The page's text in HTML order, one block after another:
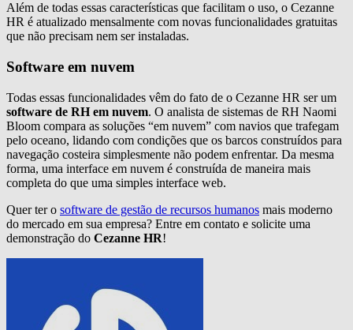
Além de todas essas características que facilitam o uso, o Cezanne
HR é atualizado mensalmente com novas funcionalidades gratuitas
que não precisam nem ser instaladas.
Software em nuvem
Todas essas funcionalidades vêm do fato de o Cezanne HR ser um
software de RH em nuvem. O analista de sistemas de RH Naomi
Bloom compara as soluções “em nuvem” com navios que trafegam
pelo oceano, lidando com condições que os barcos construídos para
navegação costeira simplesmente não podem enfrentar. Da mesma
forma, uma interface em nuvem é construída de maneira mais
completa do que uma simples interface web.
Quer ter o software de gestão de recursos humanos mais moderno
do mercado em sua empresa? Entre em contato e solicite uma
demonstração do Cezanne HR!